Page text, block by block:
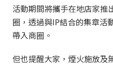
活動期間將攜手在地店家推
圈，透過與IP結合的集章活
帶入商圈。
但也提醒大家，煙火施放及